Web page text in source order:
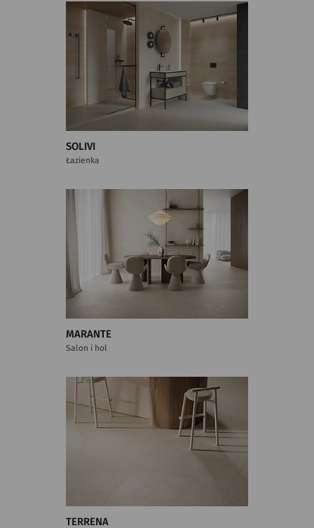
SOLIVI
Łazienka
MARANTE
Salon i hol
TERRENA